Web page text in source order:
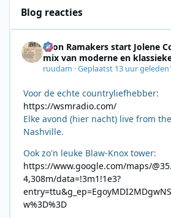
Blog reacties
Leon Ramakers start Jolene
mix van moderne en
ruudam ·Geplaatst 13 uur geleden
Voor de echte countryliefhebber:
https://wsmradio.com/
Elke avond (hier nacht) live from
Nashville.
Ook zo'n leuke Blaw-Knox tower:
https://www.google.com/maps/
4,308m/data=!3m1!1e3?
w%3D%3D